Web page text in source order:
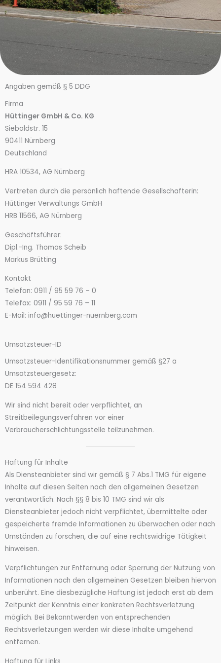
Angaben gemäß § 5 DDG
Firma
Hüttinger GmbH & Co. KG
Sieboldstr. 15
90411 Nürnberg
Deutschland
HRA 10534, AG Nürnberg
Vertreten durch die persönlich haftende Gesellschafterin:
Hüttinger Verwaltungs GmbH
HRB 11566, AG Nürnberg
Geschäftsführer:
Dipl.-Ing. Thomas Scheib
Markus Brütting
Kontakt
Telefon: 0911 / 95 59 76 – 0
Telefax: 0911 / 95 59 76 – 11
E-Mail: info@huettinger-nuernberg.com
Umsatzsteuer-ID
Umsatzsteuer-Identifikationsnummer gemäß §27 a
Umsatzsteuergesetz:
DE 154 594 428
Wir sind nicht bereit oder verpflichtet, an
Streitbeilegungsverfahren vor einer
Verbraucherschlichtungsstelle teilzunehmen.
Haftung für Inhalte
Als Diensteanbieter sind wir gemäß § 7 Abs.1 TMG für eigene
Inhalte auf diesen Seiten nach den allgemeinen Gesetzen
verantwortlich. Nach §§ 8 bis 10 TMG sind wir als
Diensteanbieter jedoch nicht verpflichtet, übermittelte oder
gespeicherte fremde Informationen zu überwachen oder nach
Umständen zu forschen, die auf eine rechtswidrige Tätigkeit
hinweisen.
Verpflichtungen zur Entfernung oder Sperrung der Nutzung von
Informationen nach den allgemeinen Gesetzen bleiben hiervon
unberührt. Eine diesbezügliche Haftung ist jedoch erst ab dem
Zeitpunkt der Kenntnis einer konkreten Rechtsverletzung
möglich. Bei Bekanntwerden von entsprechenden
Rechtsverletzungen werden wir diese Inhalte umgehend
entfernen.
Haftung für Links